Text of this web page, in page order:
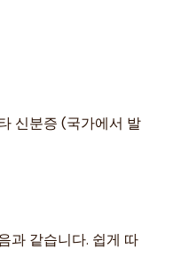
신분증 (국가에서 발
과 같습니다. 쉽게 따